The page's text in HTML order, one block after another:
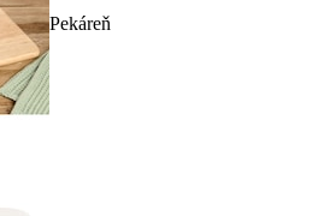
Pekáreň